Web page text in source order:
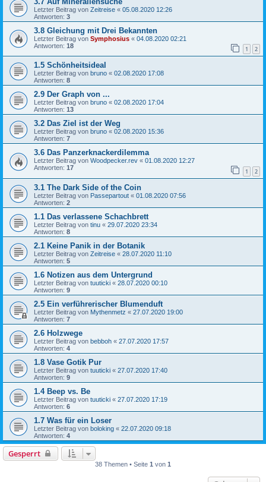
Letzter Beitrag von Zeitreise « 05.08.2020 12:26
Antworten: 3
3.8 Gleichung mit Drei Bekannten
Letzter Beitrag von Symphosius « 04.08.2020 02:21
Antworten: 18 1 2
1.5 Schönheitsideal
Letzter Beitrag von bruno « 02.08.2020 17:08
Antworten: 8
2.9 Der Graph von ...
Letzter Beitrag von bruno « 02.08.2020 17:04
Antworten: 13
3.2 Das Ziel ist der Weg
Letzter Beitrag von bruno « 02.08.2020 15:36
Antworten: 7
3.6 Das Panzerknackerdilemma
Letzter Beitrag von Woodpecker.rev « 01.08.2020 12:27
Antworten: 17 1 2
3.1 The Dark Side of the Coin
Letzter Beitrag von Passepartout « 01.08.2020 07:56
Antworten: 2
1.1 Das verlassene Schachbrett
Letzter Beitrag von tinu « 29.07.2020 23:34
Antworten: 8
2.1 Keine Panik in der Botanik
Letzter Beitrag von Zeitreise « 28.07.2020 11:10
Antworten: 5
1.6 Notizen aus dem Untergrund
Letzter Beitrag von tuuticki « 28.07.2020 00:10
Antworten: 9
2.5 Ein verführerischer Blumenduft
Letzter Beitrag von Mythenmetz « 27.07.2020 19:00
Antworten: 7
2.6 Holzwege
Letzter Beitrag von bebboh « 27.07.2020 17:57
Antworten: 4
1.8 Vase Gotik Pur
Letzter Beitrag von tuuticki « 27.07.2020 17:40
Antworten: 9
1.4 Beep vs. Be
Letzter Beitrag von tuuticki « 27.07.2020 17:19
Antworten: 6
1.7 Was für ein Loser
Letzter Beitrag von boloking « 22.07.2020 09:18
Antworten: 4
Gesperrt
38 Themen • Seite 1 von 1